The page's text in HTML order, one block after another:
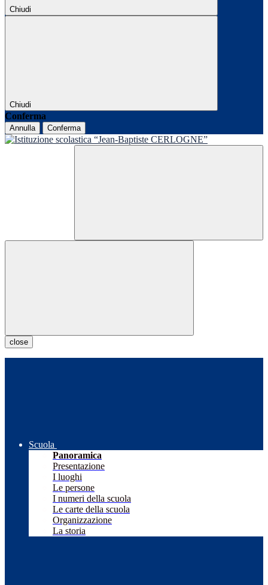
Chiudi
Chiudi
Conferma
Annulla Conferma
close
Scuola
Panoramica
Presentazione
I luoghi
Le persone
I numeri della scuola
Le carte della scuola
Organizzazione
La storia